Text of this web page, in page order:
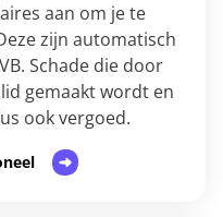
aan om je te
zijn automatisch
Schade die door
gemaakt wordt en
ook vergoed.